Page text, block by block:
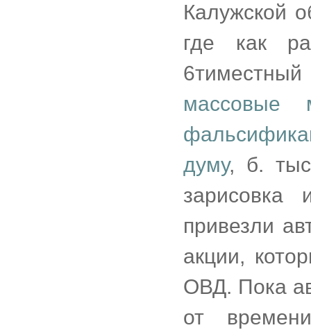
Калужской
где как
думу, б.
зарисовка
привезли
акции,
ОВД. Пока
от